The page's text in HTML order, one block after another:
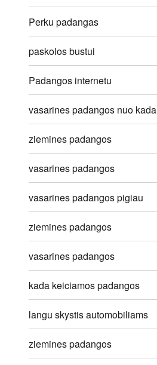
Perku padangas
paskolos bustui
Padangos internetu
vasarines padangos nuo kada
ziemines padangos
vasarines padangos
vasarines padangos pigiau
ziemines padangos
vasarines padangos
kada keiciamos padangos
langu skystis automobiliams
ziemines padangos